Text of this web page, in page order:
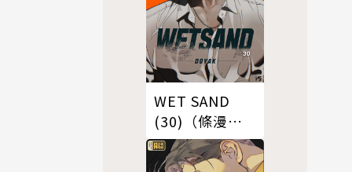
WET SAND
(30)（條漫
版）